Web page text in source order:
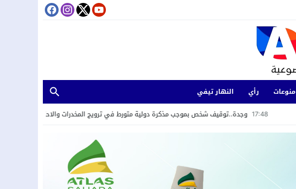
منوعات رأي
النهار تيفي
وجدة..توقيف شخص بموجب مذكرة دولية متورط في ترويج المخدرات والاحتجاز والعنف المرتكبين في إطار